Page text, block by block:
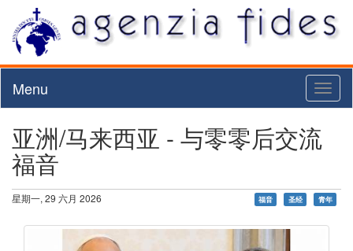
Menu
亚洲/马来西亚 - 与零零后交流
福音
星期一, 29 六月 2026 福音 圣经 青年